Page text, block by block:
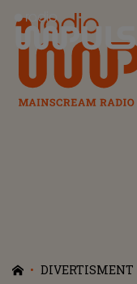
Radio Impuls
DIVERTISMENT